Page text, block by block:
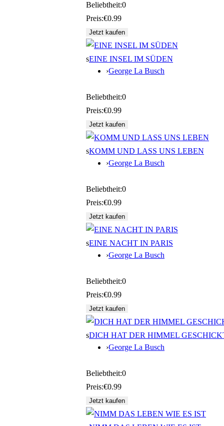
Beliebtheit:0
Preis:€0.99
sEINE INSEL IM SÜDEN
›George La Busch
Beliebtheit:0
Preis:€0.99
sKOMM UND LASS UNS LEBEN
›George La Busch
Beliebtheit:0
Preis:€0.99
sEINE NACHT IN PARIS
›George La Busch
Beliebtheit:0
Preis:€0.99
sDICH HAT DER HIMMEL
›George La Busch
Beliebtheit:0
Preis:€0.99